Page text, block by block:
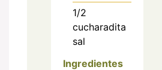
1/2
cucharadita
sal
Ingredientes